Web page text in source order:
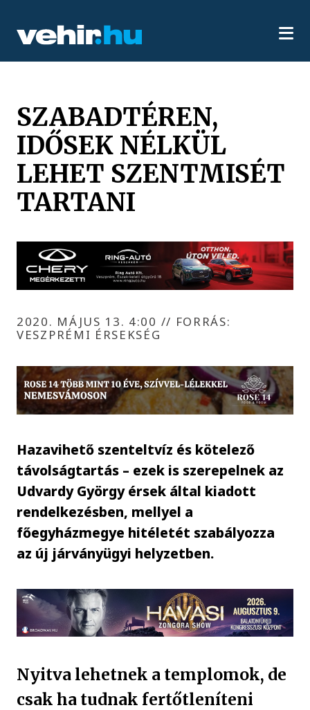
SZABADTÉREN,
IDŐSEK NÉLKÜL
LEHET SZENTMISÉT
TARTANI
2020. MÁJUS 13. 4:00 // FORRÁS:
VESZPRÉMI ÉRSEKSÉG
Hazavihető szenteltvíz és kötelező
távolságtartás – ezek is szerepelnek az
Udvardy György érsek által kiadott
rendelkezésben, mellyel a
főegyházmegye hitéletét szabályozza
az új járványügyi helyzetben.
Nyitva lehetnek a templomok, de
csak ha tudnak fertőtleníteni